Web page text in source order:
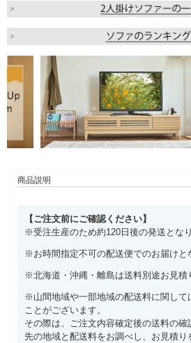
商品説明
【ご注文前にご確認ください】
※受注生産のため約120日後の発送となり
※お時間指定不可の配送便でのお届けと
※北海道・沖縄・離島は送料別途お見積
※山間地域や一部地域の配送料に関して
ことがございます。
その際は、ご注文内容確定後の送料の
先の地域と配送料をお調べし、お見積り